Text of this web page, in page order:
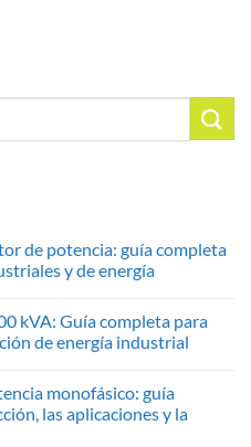
de potencia: guía completa
y de energía
kVA: Guía completa para
de energía industrial
monofásico: guía
las aplicaciones y la